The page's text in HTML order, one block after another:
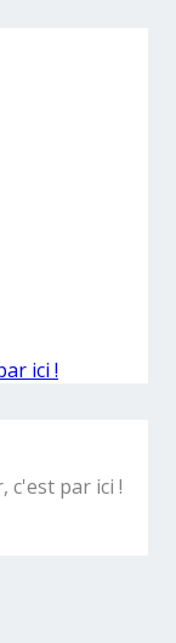
ici !
c'est par ici !